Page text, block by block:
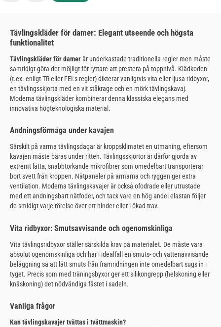
Tävlingskläder för damer: Elegant utseende och högsta
funktionalitet
Tävlingskläder för damerär underkastade traditionella regler men måste
samtidigt göra det möjligt för ryttare att prestera på toppnivå. Klädkoden
(t.ex. enligt TR eller FEI:s regler) dikterar vanligtvis vita eller ljusa ridbyxor,
en tävlingsskjorta med en vit ståkrage och en mörk tävlingskavaj.
Moderna tävlingskläder kombinerar denna klassiska elegans med
innovativa högteknologiska material.
Andningsförmåga under kavajen
Särskilt på varma tävlingsdagar är kroppsklimatet en utmaning, eftersom
kavajen måste bäras under ritten. Tävlingsskjortor är därför gjorda av
extremt lätta, snabbtorkande mikrofibrer som omedelbart transporterar
bort svett från kroppen. Nätpaneler på armarna och ryggen ger extra
ventilation. Moderna tävlingskavajer är också ofodrade eller utrustade
med ett andningsbart nätfoder, och tack vare en hög andel elastan följer
de smidigt varje rörelse över ett hinder eller i ökad trav.
Vita ridbyxor: Smutsavvisande och ogenomskinliga
Vita tävlingsridbyxor ställer särskilda krav på materialet. De måste vara
absolut ogenomskinliga och har i idealfall en smuts- och vattenavvisande
beläggning så att lätt smuts från framridningen inte omedelbart sugs in i
tyget. Precis som med träningsbyxor ger ett silikongrepp (helskoning eller
knäskoning) det nödvändiga fästet i sadeln.
Vanliga frågor
Kan tävlingskavajer tvättas i tvättmaskin?